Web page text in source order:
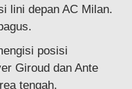
lini depan AC Milan.
posisi
Giroud dan Ante
tengah.